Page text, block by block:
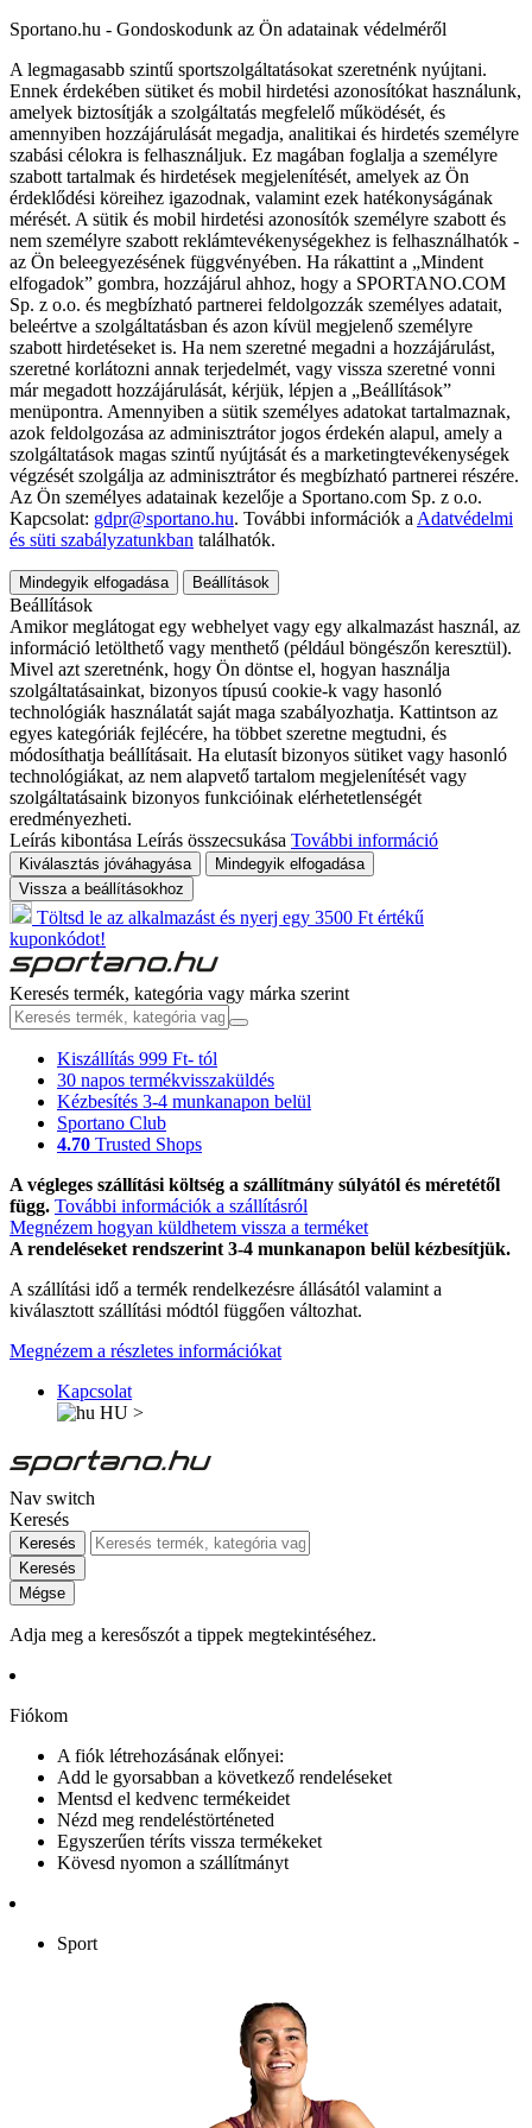
Sportano.hu - Gondoskodunk az Ön adatainak védelméről
A legmagasabb szintű sportszolgáltatásokat szeretnénk nyújtani.
Ennek érdekében sütiket és mobil hirdetési azonosítókat használunk,
amelyek biztosítják a szolgáltatás megfelelő működését, és
amennyiben hozzájárulását megadja, analitikai és hirdetés személyre
szabási célokra is felhasználjuk. Ez magában foglalja a személyre
szabott tartalmak és hirdetések megjelenítését, amelyek az Ön
érdeklődési köreihez igazodnak, valamint ezek hatékonyságának
mérését. A sütik és mobil hirdetési azonosítók személyre szabott és
nem személyre szabott reklámtevékenységekhez is felhasználhatók -
az Ön beleegyezésének függvényében. Ha rákattint a „Mindent
elfogadok” gombra, hozzájárul ahhoz, hogy a SPORTANO.COM
Sp. z o.o. és megbízható partnerei feldolgozzák személyes adatait,
beleértve a szolgáltatásban és azon kívül megjelenő személyre
szabott hirdetéseket is. Ha nem szeretné megadni a hozzájárulást,
szeretné korlátozni annak terjedelmét, vagy vissza szeretné vonni
már megadott hozzájárulását, kérjük, lépjen a „Beállítások”
menüpontra. Amennyiben a sütik személyes adatokat tartalmaznak,
azok feldolgozása az adminisztrátor jogos érdekén alapul, amely a
szolgáltatások magas szintű nyújtását és a marketingtevékenységek
végzését szolgálja az adminisztrátor és megbízható partnerei részére.
Az Ön személyes adatainak kezelője a Sportano.com Sp. z o.o.
Kapcsolat: gdpr@sportano.hu. További információk a Adatvédelmi
és süti szabályzatunkban találhatók.
Mindegyik elfogadása Beállítások
Beállítások
Amikor meglátogat egy webhelyet vagy egy alkalmazást használ, az
információ letölthető vagy menthető (például böngészőn keresztül).
Mivel azt szeretnénk, hogy Ön döntse el, hogyan használja
szolgáltatásainkat, bizonyos típusú cookie-k vagy hasonló
technológiák használatát saját maga szabályozhatja. Kattintson az
egyes kategóriák fejlécére, ha többet szeretne megtudni, és
módosíthatja beállításait. Ha elutasít bizonyos sütiket vagy hasonló
technológiákat, az nem alapvető tartalom megjelenítését vagy
szolgáltatásaink bizonyos funkcióinak elérhetetlenségét
eredményezheti.
Leírás kibontása Leírás összecsukása További információ
Kiválasztás jóváhagyása
Mindegyik elfogadása
Vissza a beállításokhoz
Töltsd le az alkalmazást és nyerj egy 3500 Ft értékű
kuponkódot!
Keresés termék, kategória vagy márka szerint
Kiszállítás 999 Ft- tól
30 napos termékvisszaküldés
Kézbesítés 3-4 munkanapon belül
Sportano Club
4.70 Trusted Shops
A végleges szállítási költség a szállítmány súlyától és méretétől
függ. További információk a szállításról
Megnézem hogyan küldhetem vissza a terméket
A rendeléseket rendszerint 3-4 munkanapon belül kézbesítjük.
A szállítási idő a termék rendelkezésre állásától valamint a
kiválasztott szállítási módtól függően változhat.
Megnézem a részletes információkat
Kapcsolat
HU >
Nav switch
Keresés
Keresés
Keresés
Mégse
Adja meg a keresőszót a tippek megtekintéséhez.
Fiókom
A fiók létrehozásának előnyei:
Add le gyorsabban a következő rendeléseket
Mentsd el kedvenc termékeidet
Nézd meg rendeléstörténeted
Egyszerűen téríts vissza termékeket
Kövesd nyomon a szállítmányt
Sport